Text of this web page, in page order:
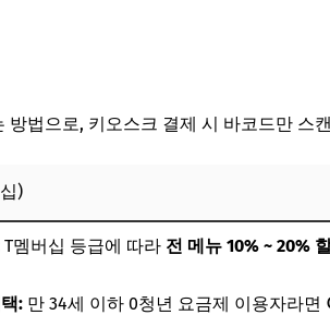
방법으로, 키오스크 결제 시 바코드만 스
)
T멤버십 등급에 따라 전 메뉴 10% ~ 20%
: 만 34세 이하 0청년 요금제 이용자라면